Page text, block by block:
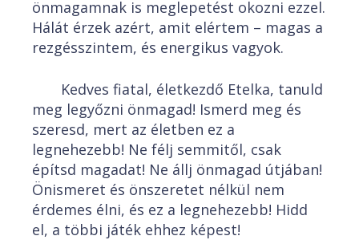
önmagamnak is meglepetést okozni ezzel.
Hálát érzek azért, amit elértem – magas a
rezgésszintem, és energikus vagyok.
Kedves fiatal, életkezdő Etelka, tanuld
meg legyőzni önmagad! Ismerd meg és
szeresd, mert az életben ez a
legnehezebb! Ne félj semmitől, csak
építsd magadat! Ne állj önmagad útjában!
Önismeret és önszeretet nélkül nem
érdemes élni, és ez a legnehezebb! Hidd
el, a többi játék ehhez képest!